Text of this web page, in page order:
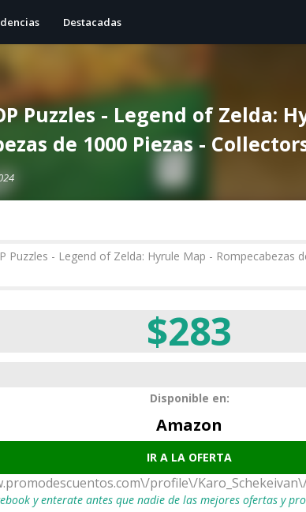
Destacadas
Puzzles - Legend of Zelda:
de 1000 Piezas -
$283
Disponible en:
Amazon
IR A LA OFERTA
profile\/
y enterate antes que nadie de las mejores ofertas y